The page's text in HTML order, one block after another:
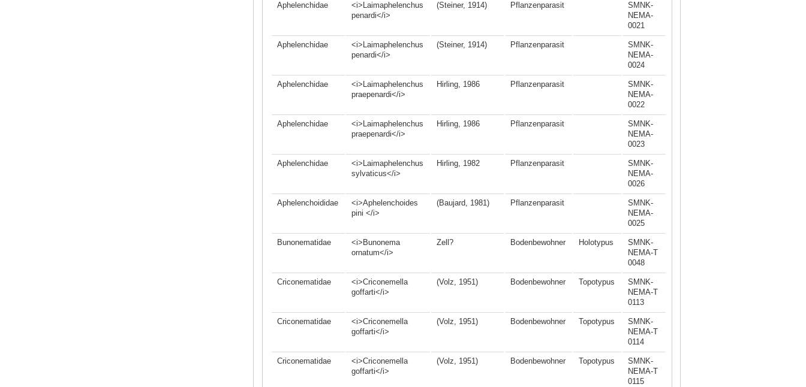
Aphelenchidae
<i>Laimaphelenchus
penardi</i>
(Steiner, 1914) Pflanzenparasit
SMNK-
NEMA-
0021
Aphelenchidae
<i>Laimaphelenchus
penardi</i>
(Steiner, 1914) Pflanzenparasit
SMNK-
NEMA-
0024
Aphelenchidae
<i>Laimaphelenchus
praepenardi</i>
Hirling, 1986 Pflanzenparasit
SMNK-
NEMA-
0022
Aphelenchidae
<i>Laimaphelenchus
praepenardi</i>
Hirling, 1986 Pflanzenparasit
SMNK-
NEMA-
0023
Aphelenchidae
<i>Laimaphelenchus
sylvaticus</i>
Hirling, 1982 Pflanzenparasit
SMNK-
NEMA-
0026
Aphelenchoididae
<i>Aphelenchoides
pini </i>
(Baujard, 1981) Pflanzenparasit
SMNK-
NEMA-
0025
Bunonematidae
<i>Bunonema
ornatum</i>
Zell? Bodenbewohner Holotypus
SMNK-
NEMA-T
0048
Criconematidae
<i>Criconemella
goffarti</i>
(Volz, 1951) Bodenbewohner Topotypus
SMNK-
NEMA-T
0113
Criconematidae
<i>Criconemella
goffarti</i>
(Volz, 1951) Bodenbewohner Topotypus
SMNK-
NEMA-T
0114
Criconematidae
<i>Criconemella
goffarti</i>
(Volz, 1951) Bodenbewohner Topotypus
SMNK-
NEMA-T
0115